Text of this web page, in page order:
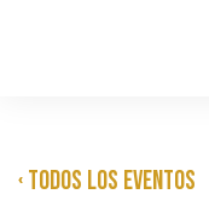
‹ Todos los eventos